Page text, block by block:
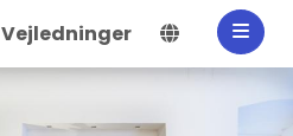
Vejledninger Vælg